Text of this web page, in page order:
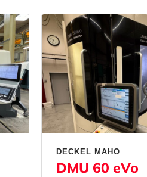
DECKEL MAHO
DMU 60 eVo